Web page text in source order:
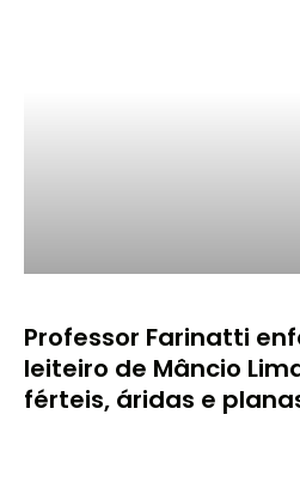
Professor Farinatti
leiteiro de Mâncio
férteis, áridas e